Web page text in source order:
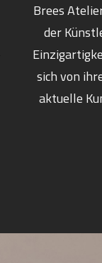
Brees
der
sich von
aktuelle